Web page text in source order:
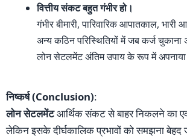
वित्तीय संकट बहुत गंभीर हो।
गंभीर बीमारी, पारिवारिक आपातकाल, भारी
अन्य कठिन परिस्थितियों में जब कर्ज
लोन सेटलमेंट अंतिम उपाय के रूप में
निष्कर्ष (Conclusion):
लोन सेटलमेंटआर्थिक संकट से बाहर निकलने का
लेकिन इसके दीर्घकालिक प्रभावों को समझना